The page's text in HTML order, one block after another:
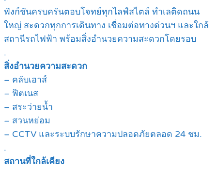
ฟังก์ชันครบครันตอบโจทย์ทุกไลฟ์สไตล์ ทำเลติดถนน
ใหญ่ สะดวกทุกการเดินทาง เชื่อมต่อทางด่วนฯ และใกล้
สถานีรถไฟฟ้า พร้อมสิ่งอำนวยความสะดวกโดยรอบ
.
สิ่งอำนวยความสะดวก
– คลับเฮาส์
– ฟิตเนส
– สระว่ายน้ำ
– สวนหย่อม
– CCTV และระบบรักษาความปลอดภัยตลอด 24 ชม.
.
สถานที่ใกล้เคียง